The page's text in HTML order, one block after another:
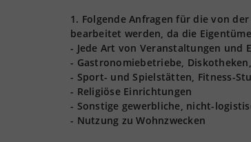
1. Folgende Anfragen für die von
bearbeitet werden, da die
- Jede Art von Veranstaltungen und
- Gastronomiebetriebe,
- Sport- und Spielstätten, Fitness-
- Religiöse Einrichtungen
- Sonstige gewerbliche, nicht-
- Nutzung zu Wohnzwecken